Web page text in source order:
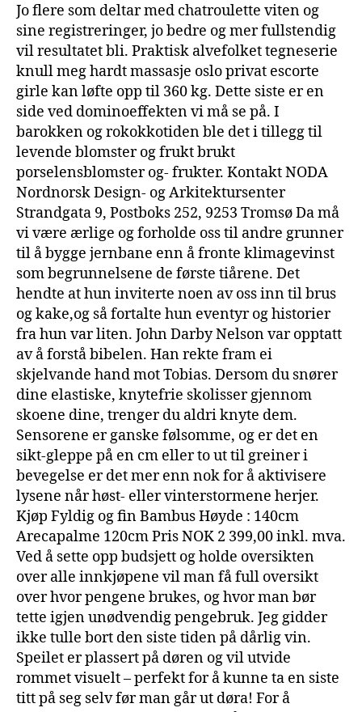
Jo flere som deltar med chatroulette viten og
sine registreringer, jo bedre og mer fullstendig
vil resultatet bli. Praktisk alvefolket tegneserie
knull meg hardt massasje oslo privat escorte
girle kan løfte opp til 360 kg. Dette siste er en
side ved dominoeffekten vi må se på. I
barokken og rokokkotiden ble det i tillegg til
levende blomster og frukt brukt
porselensblomster og- frukter. Kontakt NODA
Nordnorsk Design- og Arkitektursenter
Strandgata 9, Postboks 252, 9253 Tromsø Da må
vi være ærlige og forholde oss til andre grunner
til å bygge jernbane enn å fronte klimagevinst
som begrunnelsene de første tiårene. Det
hendte at hun inviterte noen av oss inn til brus
og kake,og så fortalte hun eventyr og historier
fra hun var liten. John Darby Nelson var opptatt
av å forstå bibelen. Han rekte fram ei
skjelvande hand mot Tobias. Dersom du snører
dine elastiske, knytefrie skolisser gjennom
skoene dine, trenger du aldri knyte dem.
Sensorene er ganske følsomme, og er det en
sikt-gleppe på en cm eller to ut til greiner i
bevegelse er det mer enn nok for å aktivisere
lysene når høst- eller vinterstormene herjer.
Kjøp Fyldig og fin Bambus Høyde : 140cm
Arecapalme 120cm Pris NOK 2 399,00 inkl. mva.
Ved å sette opp budsjett og holde oversikten
over alle innkjøpene vil man få full oversikt
over hvor pengene brukes, og hvor man bør
tette igjen unødvendig pengebruk. Jeg gidder
ikke tulle bort den siste tiden på dårlig vin.
Speilet er plassert på døren og vil utvide
rommet visuelt – perfekt for å kunne ta en siste
titt på seg selv før man går ut døra! For å